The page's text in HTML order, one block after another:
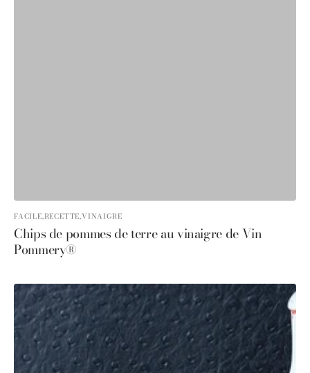
FACILE,RECETTE,VINAIGRE
Chips de pommes de terre au vinaigre de Vin
Pommery®